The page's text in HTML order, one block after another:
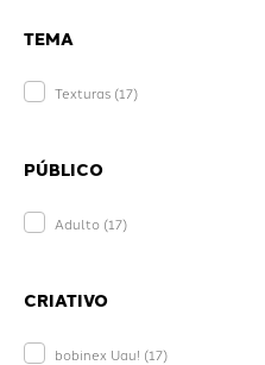
TEMA
Texturas (17)
PÚBLICO
Adulto (17)
CRIATIVO
bobinex Uau! (17)